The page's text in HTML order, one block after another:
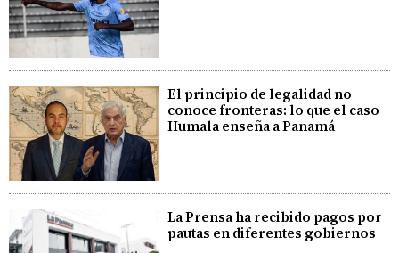
El principio de legalidad no
conoce fronteras: lo que el caso
Humala enseña a Panamá
La Prensa ha recibido pagos por
pautas en diferentes gobiernos